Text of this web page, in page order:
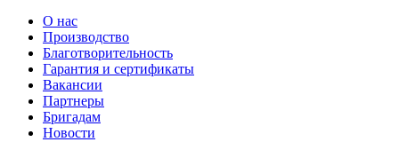
О нас
Производство
Благотворительность
Гарантия и сертификаты
Вакансии
Партнеры
Бригадам
Новости